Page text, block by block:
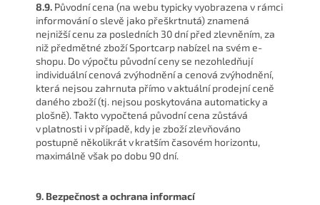
8.9. Původní cena (na webu typicky vyobrazena v rámci
informování o slevě jako přeškrtnutá) znamená
nejnižší cenu za posledních 30 dní před zlevněním, za
niž předmětné zboží Sportcarp nabízel na svém e-
shopu. Do výpočtu původní ceny se nezohledňují
individuální cenová zvýhodnění a cenová zvýhodnění,
která nejsou zahrnuta přímo v aktuální prodejní ceně
daného zboží (tj. nejsou poskytována automaticky a
plošně). Takto vypočtená původní cena zůstává
v platnosti i v případě, kdy je zboží zlevňováno
postupně několikrát v kratším časovém horizontu,
maximálně však po dobu 90 dní.
9. Bezpečnost a ochrana informací